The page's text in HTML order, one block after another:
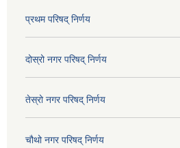
प्रथम परिषद् निर्णय
दोस्रो नगर परिषद् निर्णय
तेस्रो नगर परिषद् निर्णय
चौथो नगर परिषद् निर्णय